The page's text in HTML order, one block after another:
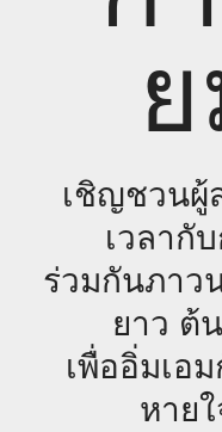
เชิญชวนผู้
เวลากั
ร่วมกันภาว
ยาว ต้
เพื่ออิ่มเอ
หาย